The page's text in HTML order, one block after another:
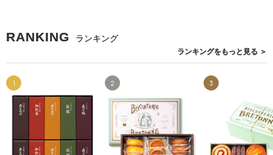
RANKING ランキング
ランキングをもっと見る ＞
1 2 3